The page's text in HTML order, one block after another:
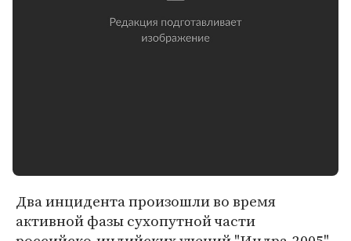
Два инцидента произошли во время
активной фазы сухопутной части